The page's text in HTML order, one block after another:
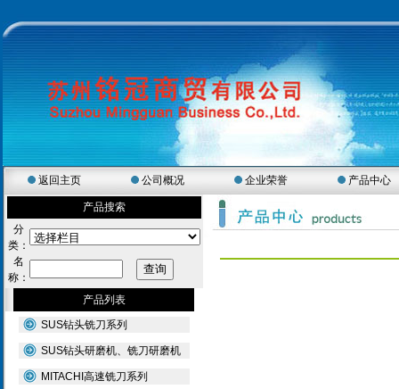
返回主页 公司概况 企业荣誉 产品中心
产品搜索
分
类：
名
称：
产品列表
SUS钻头铣刀系列
SUS钻头研磨机、铣刀研磨机
MITACHI高速铣刀系列